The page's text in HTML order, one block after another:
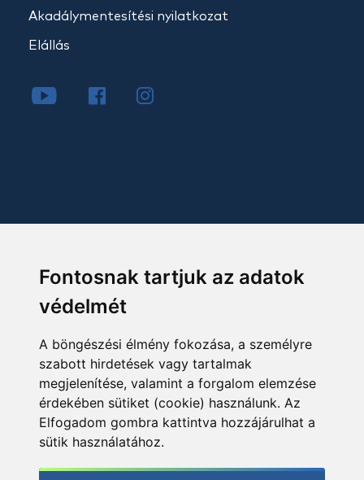
Fontosnak tartjuk az adatok
védelmét
A böngészési élmény fokozása, a személyre
szabott hirdetések vagy tartalmak
megjelenítése, valamint a forgalom elemzése
érdekében sütiket (cookie) használunk. Az
Elfogadom gombra kattintva hozzájárulhat a
sütik használatához.
Akadálymentesítési nyilatkozat
Elállás